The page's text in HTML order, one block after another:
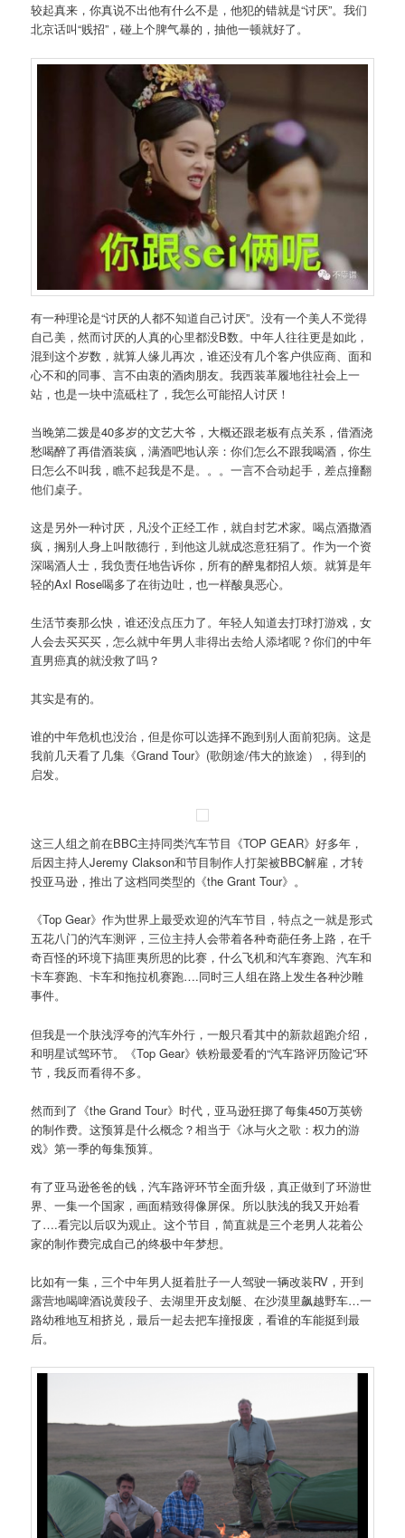
较起真来，你真说不出他有什么不是，他犯的错就是“讨厌”。我们
北京话叫“贱招”，碰上个脾气暴的，抽他一顿就好了。
有一种理论是“讨厌的人都不知道自己讨厌”。没有一个美人不觉得
自己美，然而讨厌的人真的心里都没B数。中年人往往更是如此，
混到这个岁数，就算人缘儿再次，谁还没有几个客户供应商、面和
心不和的同事、言不由衷的酒肉朋友。我西装革履地往社会上一
站，也是一块中流砥柱了，我怎么可能招人讨厌！
当晚第二拨是40多岁的文艺大爷，大概还跟老板有点关系，借酒浇
愁喝醉了再借酒装疯，满酒吧地认亲：你们怎么不跟我喝酒，你生
日怎么不叫我，瞧不起我是不是。。。一言不合动起手，差点撞翻
他们桌子。
这是另外一种讨厌，凡没个正经工作，就自封艺术家。喝点酒撒酒
疯，搁别人身上叫散德行，到他这儿就成恣意狂狷了。作为一个资
深喝酒人士，我负责任地告诉你，所有的醉鬼都招人烦。就算是年
轻的Axl Rose喝多了在街边吐，也一样酸臭恶心。
生活节奏那么快，谁还没点压力了。年轻人知道去打球打游戏，女
人会去买买买，怎么就中年男人非得出去给人添堵呢？你们的中年
直男癌真的就没救了吗？
其实是有的。
谁的中年危机也没治，但是你可以选择不跑到别人面前犯病。这是
我前几天看了几集《Grand Tour》(歌朗途/伟大的旅途），得到的
启发。
这三人组之前在BBC主持同类汽车节目《TOP GEAR》好多年，
后因主持人Jeremy Clakson和节目制作人打架被BBC解雇，才转
投亚马逊，推出了这档同类型的《the Grant Tour》。
《Top Gear》作为世界上最受欢迎的汽车节目，特点之一就是形式
五花八门的汽车测评，三位主持人会带着各种奇葩任务上路，在千
奇百怪的环境下搞匪夷所思的比赛，什么飞机和汽车赛跑、汽车和
卡车赛跑、卡车和拖拉机赛跑….同时三人组在路上发生各种沙雕
事件。
但我是一个肤浅浮夸的汽车外行，一般只看其中的新款超跑介绍，
和明星试驾环节。《Top Gear》铁粉最爱看的“汽车路评历险记”环
节，我反而看得不多。
然而到了《the Grand Tour》时代，亚马逊狂掷了每集450万英镑
的制作费。这预算是什么概念？相当于《冰与火之歌：权力的游
戏》第一季的每集预算。
有了亚马逊爸爸的钱，汽车路评环节全面升级，真正做到了环游世
界、一集一个国家，画面精致得像屏保。所以肤浅的我又开始看
了….看完以后叹为观止。这个节目，简直就是三个老男人花着公
家的制作费完成自己的终极中年梦想。
比如有一集，三个中年男人挺着肚子一人驾驶一辆改装RV，开到
露营地喝啤酒说黄段子、去湖里开皮划艇、在沙漠里飙越野车…一
路幼稚地互相挤兑，最后一起去把车撞报废，看谁的车能挺到最
后。